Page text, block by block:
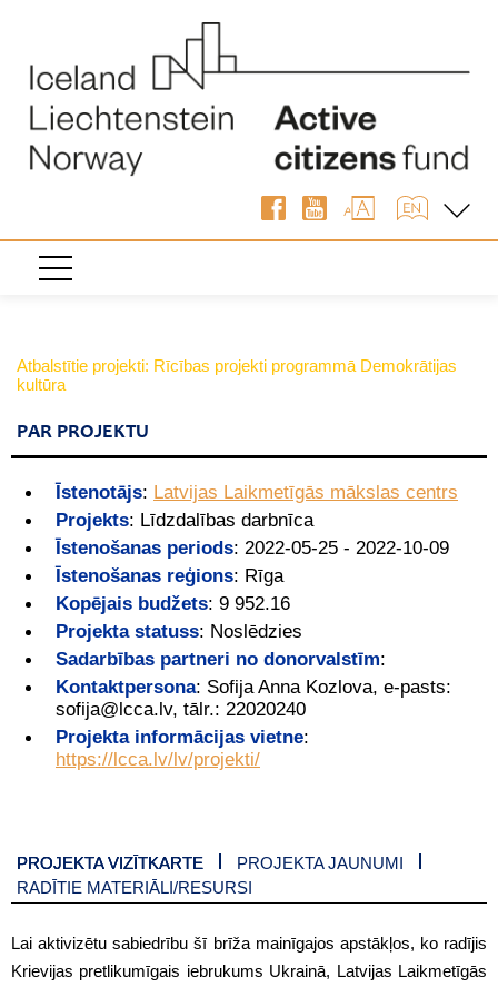
Atbalstītie projekti: Rīcības projekti programmā Demokrātijas
kultūra
PAR PROJEKTU
Īstenotājs: Latvijas Laikmetīgās mākslas centrs
Projekts: Līdzdalības darbnīca
Īstenošanas periods: 2022-05-25 - 2022-10-09
Īstenošanas reģions: Rīga
Kopējais budžets: 9 952.16
Projekta statuss: Noslēdzies
Sadarbības partneri no donorvalstīm:
Kontaktpersona: Sofija Anna Kozlova, e-pasts:
sofija@lcca.lv, tālr.: 22020240
Projekta informācijas vietne:
https://lcca.lv/lv/projekti/
PROJEKTA VIZĪTKARTE
PROJEKTA JAUNUMI
RADĪTIE MATERIĀLI/RESURSI
Lai aktivizētu sabiedrību šī brīža mainīgajos apstākļos, ko radījis
Krievijas pretlikumīgais iebrukums Ukrainā, Latvijas Laikmetīgās